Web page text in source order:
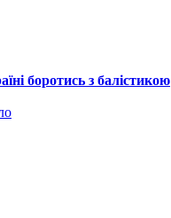
боротись з балістикою